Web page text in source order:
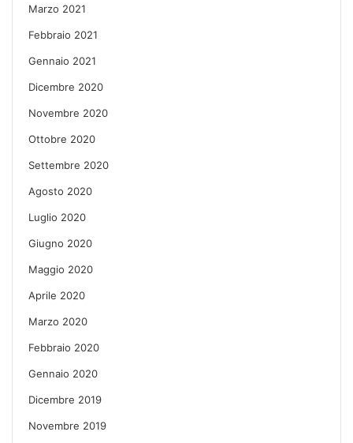
Marzo 2021
Febbraio 2021
Gennaio 2021
Dicembre 2020
Novembre 2020
Ottobre 2020
Settembre 2020
Agosto 2020
Luglio 2020
Giugno 2020
Maggio 2020
Aprile 2020
Marzo 2020
Febbraio 2020
Gennaio 2020
Dicembre 2019
Novembre 2019